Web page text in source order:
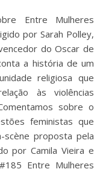
por Sarah Polley,
do Oscar de
a história de um
religiosa que
às violências
sobre o
feministas que
scène proposta pela
por Camila Vieira e
Entre Mulheres